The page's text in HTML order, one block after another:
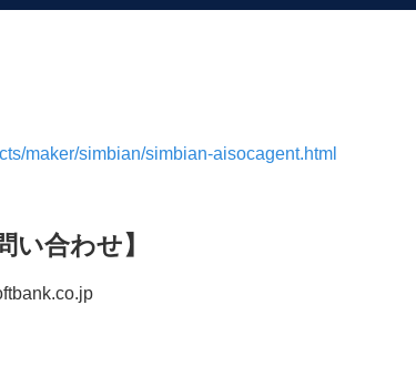
maker/simbian/simbian-aisocagent.html
い合わせ】
k.co.jp